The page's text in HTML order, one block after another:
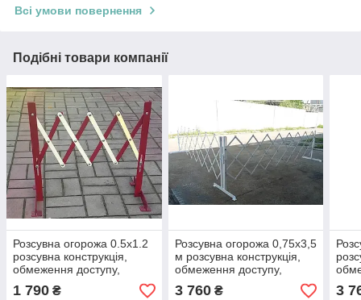
Всі умови повернення
Подібні товари компанії
Розсувна огорожа 0.5х1.2
розсувна конструкція,
обмеження доступу,
тимчасові дорожні огорожі
1 790 ₴
Розсувна огорожа 0,75х3,5
м розсувна конструкція,
обмеження доступу,
тимчасові дорожні огорожі
3 760₴ 3